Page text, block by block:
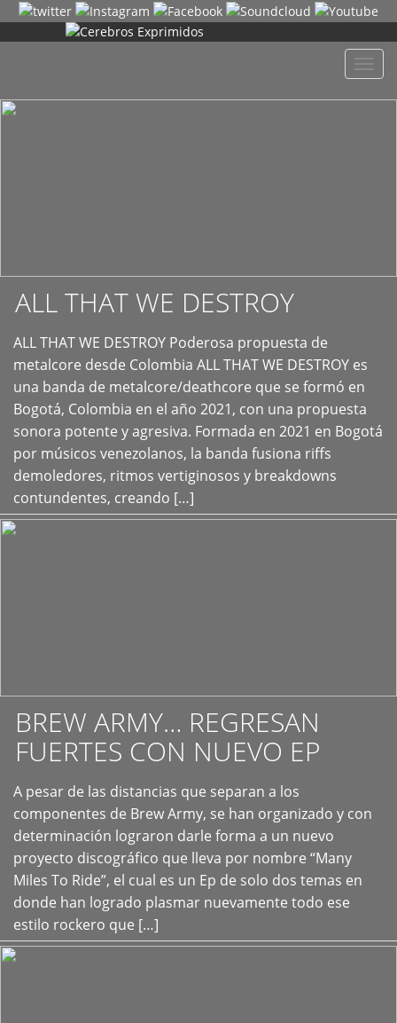
ALL THAT WE DESTROY
ALL THAT WE DESTROY Poderosa propuesta de
metalcore desde Colombia ALL THAT WE DESTROY es
una banda de metalcore/deathcore que se formó en
Bogotá, Colombia en el año 2021, con una propuesta
sonora potente y agresiva. Formada en 2021 en Bogotá
por músicos venezolanos, la banda fusiona riffs
demoledores, ritmos vertiginosos y breakdowns
contundentes, creando […]
+
BREW ARMY… REGRESAN
FUERTES CON NUEVO EP
A pesar de las distancias que separan a los
componentes de Brew Army, se han organizado y con
determinación lograron darle forma a un nuevo
proyecto discográfico que lleva por nombre “Many
Miles To Ride”, el cual es un Ep de solo dos temas en
donde han logrado plasmar nuevamente todo ese
estilo rockero que […]
+